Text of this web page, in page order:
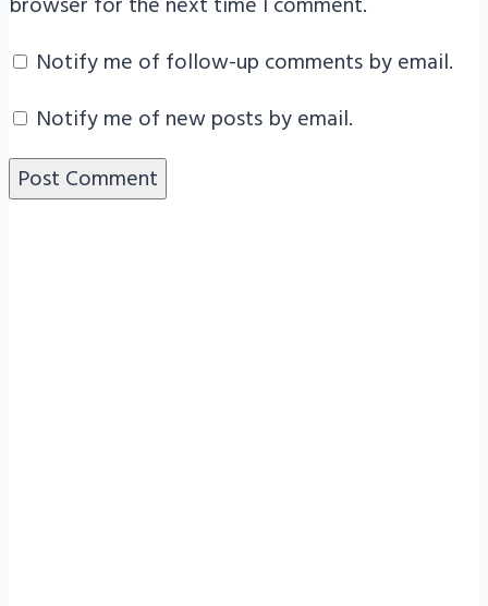
Notify me of follow-up comments by email.
Notify me of new posts by email.